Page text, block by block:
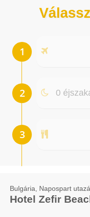
0
Bulgária, Napospart
Hotel Zefir